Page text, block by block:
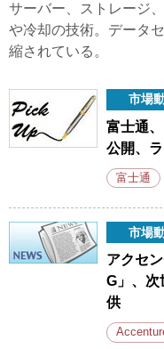
サーバー、ストレージ
や冷却の技術。データ
縮されている。
市場
富士通
公開、
富士通
市場
アクセ
G」、次
供